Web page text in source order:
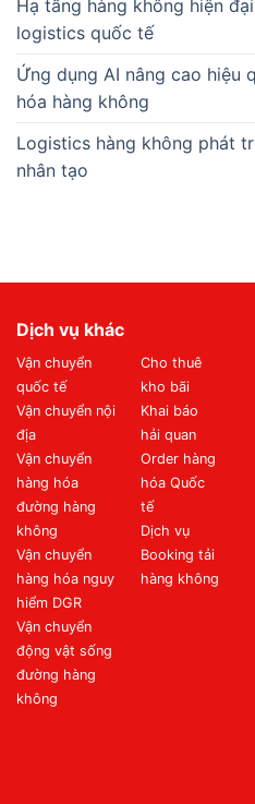
Hạ tầng hàng không hiện
logistics quốc tế
Ứng dụng AI nâng cao hiệu
hóa hàng không
Logistics hàng không phát
nhân tạo
Dịch vụ khác
Vận chuyển
quốc tế
Vận chuyển nội
địa
Vận chuyển
hàng hóa
đường hàng
không
Vận chuyển
hàng hóa nguy
hiểm DGR
Vận chuyển
động vật sống
đường hàng
không
Cho thuê
kho bãi
Khai báo
hải quan
Order hàng
hóa Quốc
tế
Dịch vụ
Booking tải
hàng không